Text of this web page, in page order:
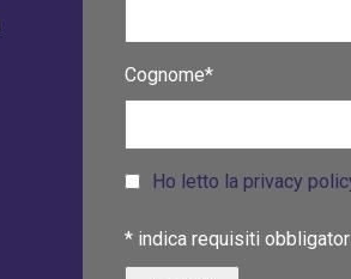
Cognome*
Ho letto la privacy
* indica requisiti